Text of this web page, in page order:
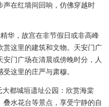
声在红墙间回响，仿佛穿越时
华，故宫在非节假日或非高峰
赏这里的建筑和文物。天安门广
门广场在清晨或傍晚时分，人
这里的庄严与肃穆。
都城垣遗址公园：欣赏海棠
水花台等景点，享受宁静的自